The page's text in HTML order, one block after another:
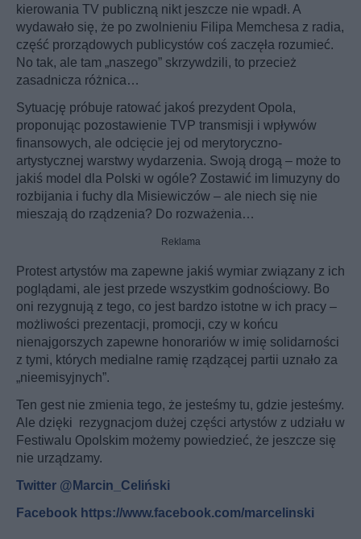
kierowania TV publiczną nikt jeszcze nie wpadł. A
wydawało się, że po zwolnieniu Filipa Memchesa z radia,
część prorządowych publicystów coś zaczęła rozumieć.
No tak, ale tam „naszego” skrzywdzili, to przecież
zasadnicza różnica…
Sytuację próbuje ratować jakoś prezydent Opola,
proponując pozostawienie TVP transmisji i wpływów
finansowych, ale odcięcie jej od merytoryczno-
artystycznej warstwy wydarzenia. Swoją drogą – może to
jakiś model dla Polski w ogóle? Zostawić im limuzyny do
rozbijania i fuchy dla Misiewiczów – ale niech się nie
mieszają do rządzenia? Do rozważenia…
Reklama
Protest artystów ma zapewne jakiś wymiar związany z ich
poglądami, ale jest przede wszystkim godnościowy. Bo
oni rezygnują z tego, co jest bardzo istotne w ich pracy –
możliwości prezentacji, promocji, czy w końcu
nienajgorszych zapewne honorariów w imię solidarności
z tymi, których medialne ramię rządzącej partii uznało za
„nieemisyjnych”.
Ten gest nie zmienia tego, że jesteśmy tu, gdzie jesteśmy.
Ale dzięki rezygnacjom dużej części artystów z udziału w
Festiwalu Opolskim możemy powiedzieć, że jeszcze się
nie urządzamy.
Twitter @Marcin_Celiński
Facebook https://www.facebook.com/marcelinski